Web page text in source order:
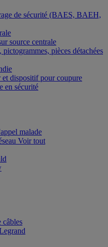
de sécurité (BAES, BAEH,
source centrale
pictogrammes, pièces détachées
et dispositif pour coupure
en sécurité
malade
Voir tout
câbles